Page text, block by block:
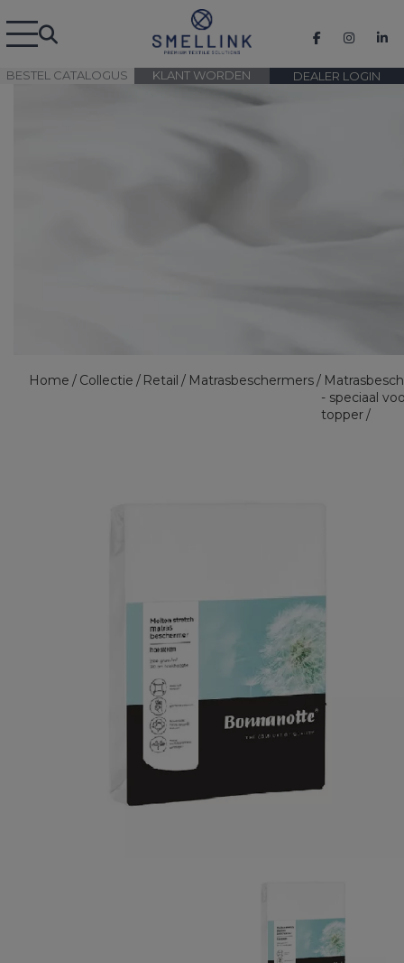
BESTEL CATALOGUS DEALER LOGIN
KLANT WORDEN
Home Collectie Retail Matrasbeschermers
- speciaal
topper